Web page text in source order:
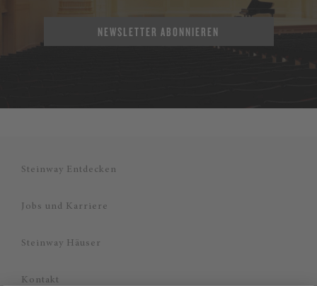
NEWSLETTER ABONNIEREN
Steinway Entdecken
Jobs und Karriere
Steinway Häuser
Kontakt